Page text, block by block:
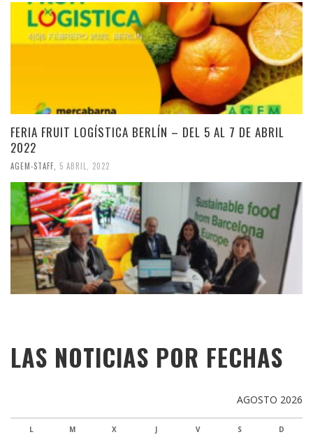
FERIA FRUIT LOGÍSTICA BERLÍN – DEL 5 AL 7 DE ABRIL
2022
AGEM-STAFF 5 ABRIL, 2022
LAS NOTICIAS POR FECHAS
AGOSTO 2026
L M X J V S D